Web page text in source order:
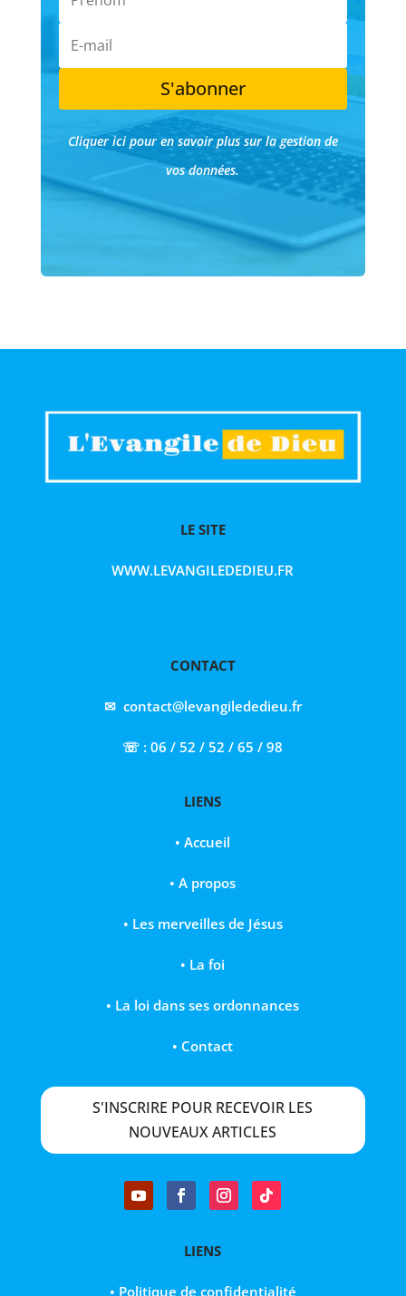
S'abonner
Cliquer ici pour en savoir plus sur la gestion de
vos données.
LE SITE
WWW.LEVANGILEDEDIEU.FR
CONTACT
✉ contact@levangilededieu.fr
☏ : 06 / 52 / 52 / 65 / 98
LIENS
•Accueil
•A propos
• Les merveilles de Jésus
• La foi
• La loi dans ses ordonnances
• Contact
S'INSCRIRE POUR RECEVOIR LES
NOUVEAUX ARTICLES
LIENS
• Politique de confidentialité